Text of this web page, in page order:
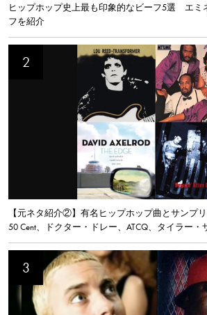
ヒップホップ史上最も印象的なビーフ5選 エミ
フを紹介
【元ネタ紹介②】有名ヒップホップ曲とサンプ
50 Cent、ドクター・ドレー、ATCQ、タイラー